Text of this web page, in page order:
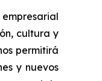
cultura y
permitirá
y nuevos